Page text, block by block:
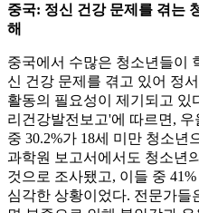
중국: 정신 건강 문제를 겪는
해
중국에서 수많은 청소년들이
신 건강 문제를 겪고 있어 정
활동의 필요성이 제기되고 있
리건강발전보고'에 따르면, 우
중 30.2%가 18세 미만 청소년
과학원 보고서에서도 청소년
것으로 조사됐고, 이들 중
심각한 상황이었다. 전문가들